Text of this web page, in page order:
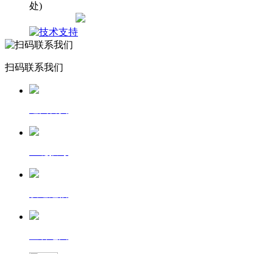
处)
扫码联系我们